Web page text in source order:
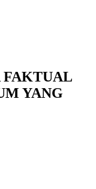
FAKTUAL
YANG